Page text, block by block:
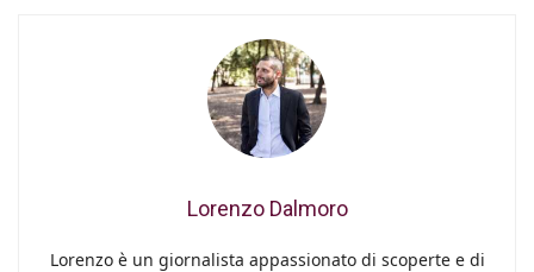
Lorenzo Dalmoro
Lorenzo è un giornalista appassionato di scoperte e di